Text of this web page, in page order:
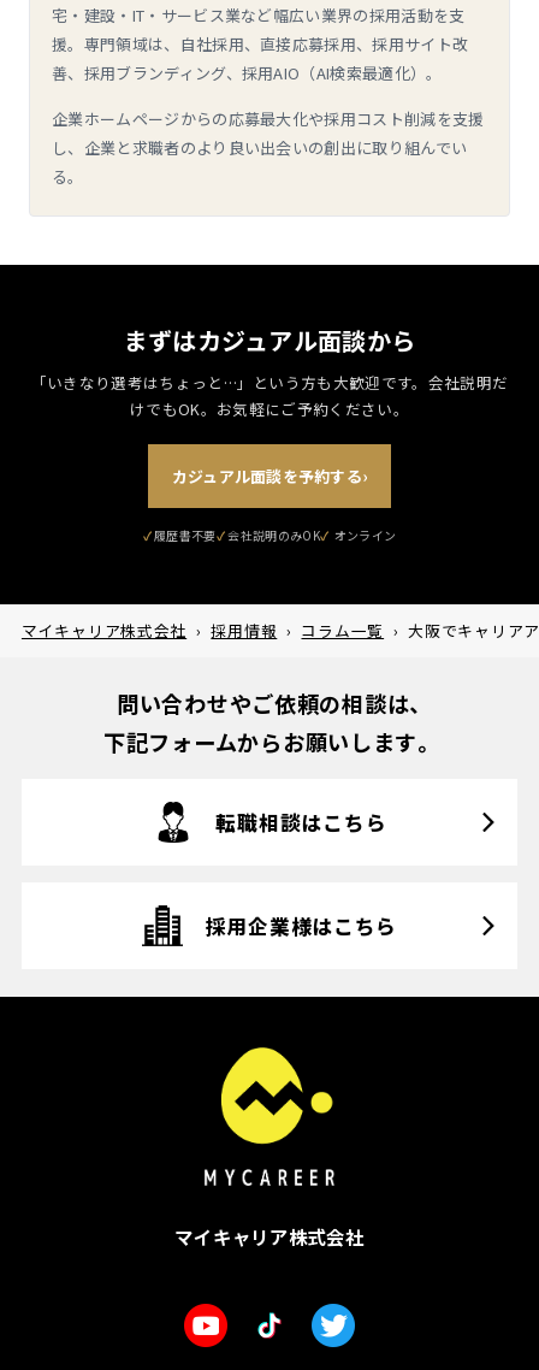
宅・建設・IT・サービス業など幅広い業界の採用活動を支
援。専門領域は、自社採用、直接応募採用、採用サイト改
善、採用ブランディング、採用AIO（AI検索最適化）。
企業ホームページからの応募最大化や採用コスト削減を支援
し、企業と求職者のより良い出会いの創出に取り組んでい
る。
まずはカジュアル面談から
「いきなり選考はちょっと…」という方も大歓迎です。 会社説明だ
けでもOK。お気軽にご予約ください。
カジュアル面談を予約する›
履歴書不要 会社説明のみOK
マイキャリア株式会社 › 採用情報 › コラム一覧 › 大阪でキャリア
問い合わせやご依頼の相談は、
下記フォームからお願いします。
転職相談はこちら
採用企業様はこちら
マイキャリア株式会社